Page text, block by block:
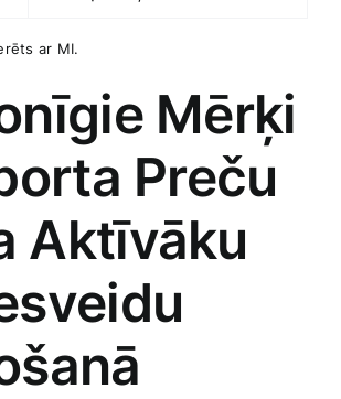
ar⁤ MI.
Mērķi
Preču​
Aktīvāku